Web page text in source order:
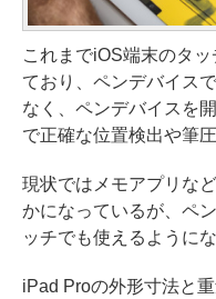
これまでiOS端末のタ
ており、ペンデバイス
なく、ペンデバイスを
で正確な位置検出や筆
現状ではメモアプリな
かになっているが、ペ
ッチでも使えるように
iPad Proの外形寸法と